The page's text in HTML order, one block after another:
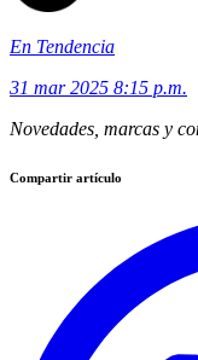
En Tendencia
31 mar 2025 8:15 p.m.
Novedades, marcas y
Compartir artículo